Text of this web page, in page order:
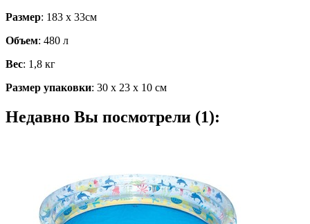
Размер: 183 х 33см
Объем: 480 л
Вес: 1,8 кг
Размер упаковки: 30 х 23 х 10 см
Недавно Вы посмотрели (1):